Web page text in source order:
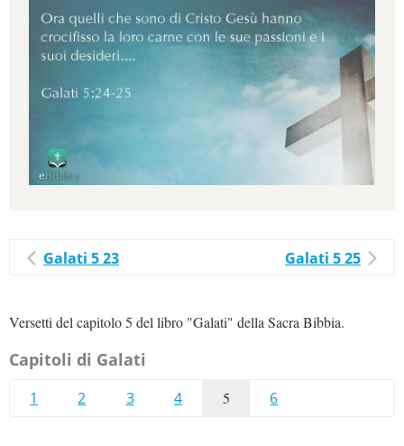
Galati 5 23 Galati 5 25
Versetti del capitolo 5 del libro "Galati" della Sacra Bibbia.
Capitoli di Galati
1 2 3 4 5 6